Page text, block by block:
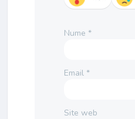
Nume *
Email *
Site web